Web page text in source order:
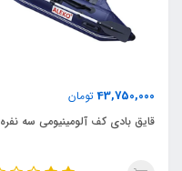
43,750,000تومان
قایق بادی کف آلومینیومی سه نفره